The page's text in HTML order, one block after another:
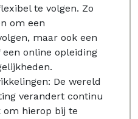
te volgen. Zo
om een
maar ook een
online opleiding
De wereld
verandert continu
om hierop bij te